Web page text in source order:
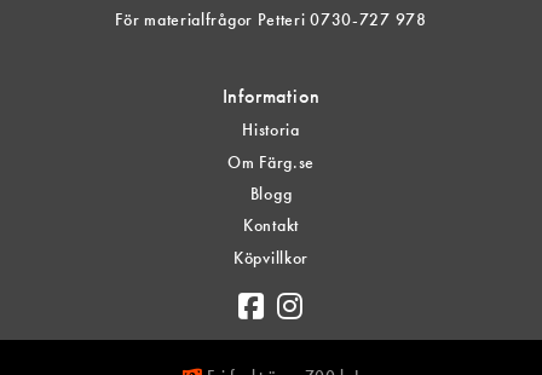
För materialfrågor Petteri 0730-727 978
Information
Historia
Om Färg.se
Blogg
Kontakt
Köpvillkor